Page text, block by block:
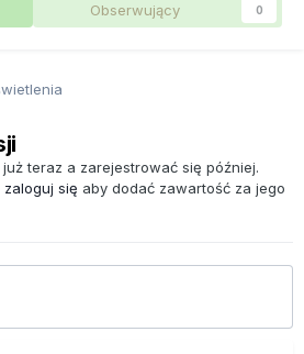
Obserwujący 0
teraz a zarejestrować się później.
zaloguj się aby dodać zawartość za jego